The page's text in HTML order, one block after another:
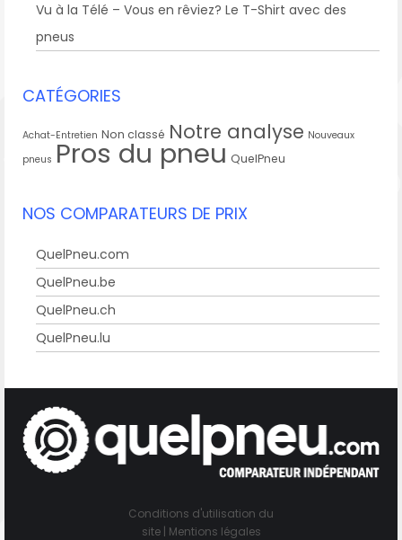
Vu à la Télé – Vous en rêviez? Le T-Shirt avec des
pneus
CATÉGORIES
Achat-Entretien Non classé Notre analyse Nouveaux
pneus Pros du pneu QuelPneu
NOS COMPARATEURS DE PRIX
QuelPneu.com
QuelPneu.be
QuelPneu.ch
QuelPneu.lu
Conditions d'utilisation du
site| Mentions légales